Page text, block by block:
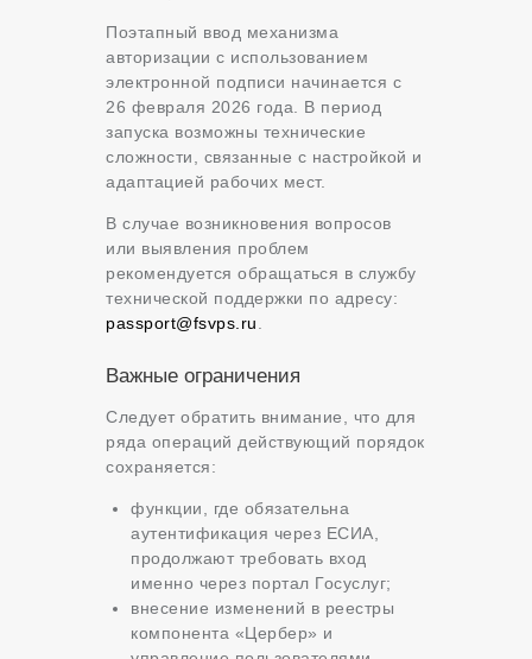
Поэтапный ввод механизма
авторизации с использованием
электронной подписи начинается с
26 февраля 2026 года. В период
запуска возможны технические
сложности, связанные с настройкой и
адаптацией рабочих мест.
В случае возникновения вопросов
или выявления проблем
рекомендуется обращаться в службу
технической поддержки по адресу:
passport@fsvps.ru
Важные ограничения
Следует обратить внимание, что для
ряда операций действующий порядок
сохраняется:
функции, где обязательна
аутентификация через ЕСИА,
продолжают требовать вход
именно через портал Госуслуг;
внесение изменений в реестры
компонента «Цербер» и